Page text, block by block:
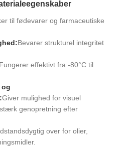
til fødevarer og farmaceutiske
Bevarer strukturel integritet
Fungerer effektivt fra -80°C til
og
Giver mulighed for visuel
genopretning efter
over for olier,